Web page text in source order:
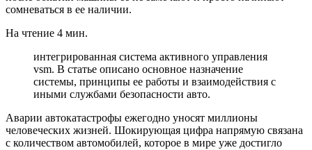
сомневаться в ее наличии.
На чтение 4 мин.
интегрированная система активного управления
vsm. В статье описано основное назначение
системы, принципы ее работы и взаимодействия с
иными службами безопасности авто.
Аварии автокатастрофы ежегодно уносят миллионы
человеческих жизней. Шокирующая цифра напрямую связана
с количеством автомобилей, которое в мире уже достигло